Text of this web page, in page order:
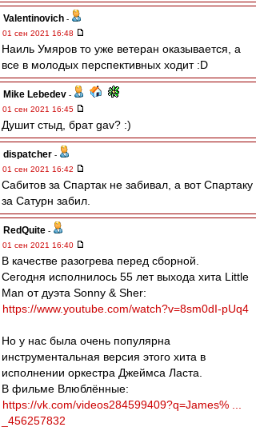
Valentinovich -
01 сен 2021 16:48
Наиль Умяров то уже ветеран оказывается, а
все в молодых перспективных ходит :D
Mike Lebedev -
01 сен 2021 16:45
Душит стыд, брат gav? :)
dispatcher -
01 сен 2021 16:42
Сабитов за Спартак не забивал, а вот Спартаку
за Сатурн забил.
RedQuite -
01 сен 2021 16:40
В качестве разогрева перед сборной.
Сегодня исполнилось 55 лет выхода хита Little
Man от дуэта Sonny & Sher:
https://www.youtube.com/watch?v=8sm0dI-pUq4
Но у нас была очень популярна
инструментальная версия этого хита в
исполнении оркестра Джеймса Ласта.
В фильме Влюблённые:
https://vk.com/videos284599409?q=James% ...
_456257832